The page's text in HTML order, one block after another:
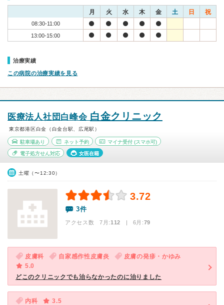
月 火 水 木 金 土 日 祝
08:30-11:00
13:00-15:00
治療実績
この病院の治療実績を見る
医療法人社団白峰会 白金クリニック
東京都港区白金（白金台駅、広尾駅）
駐車場あり ネット予約 マイナ受付 (スマホ可)
電子処方せん対応 女医在籍
土曜（〜12:30）
3.72
3件
アクセス数 7月:112 | 6月:79
皮膚科 自家感作性皮膚炎
皮膚の発疹・かゆみ
5.0
どこのクリニックでも治らなかったのに治りました
内科
3.5